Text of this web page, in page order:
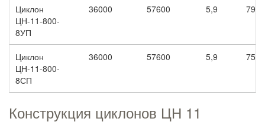
Циклон
ЦН-11-800-
8УП
36000 57600 5,9 7950
Циклон
ЦН-11-800-
8СП
36000 57600 5,9 7520
Конструкция циклонов ЦН 11